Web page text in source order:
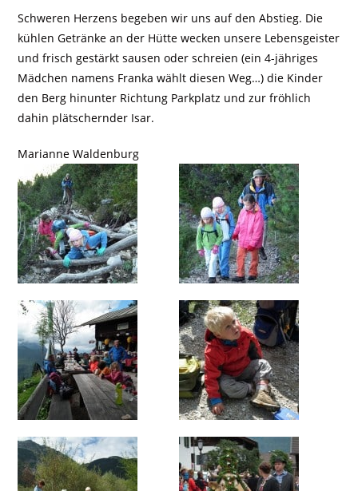
Schweren Herzens begeben wir uns auf den Abstieg. Die
kühlen Getränke an der Hütte wecken unsere Lebensgeister
und frisch gestärkt sausen oder schreien (ein 4-jähriges
Mädchen namens Franka wählt diesen Weg…) die Kinder
den Berg hinunter Richtung Parkplatz und zur fröhlich
dahin plätschernder Isar.
Marianne Waldenburg